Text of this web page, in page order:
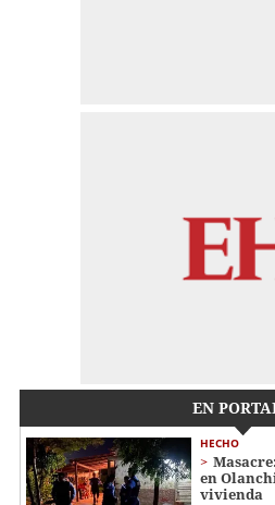
EN
HECHO
en
vivienda